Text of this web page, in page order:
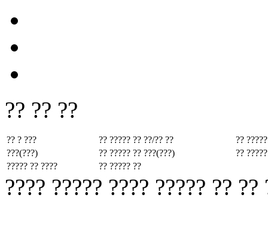
?? ?? ??
?? ? ??? ?? ????? ?? ??/?? ??
??
???(???)
?? ????? ?? ???(???)
??
????? ?? ????
?? ????? ??
???? ????? ???? ????? ??